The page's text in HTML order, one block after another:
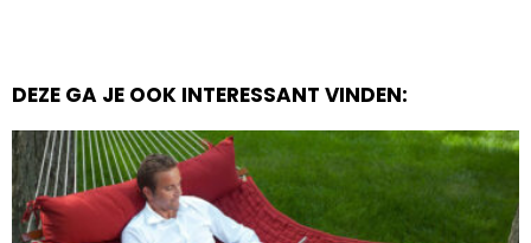
DEZE GA JE OOK INTERESSANT VINDEN: